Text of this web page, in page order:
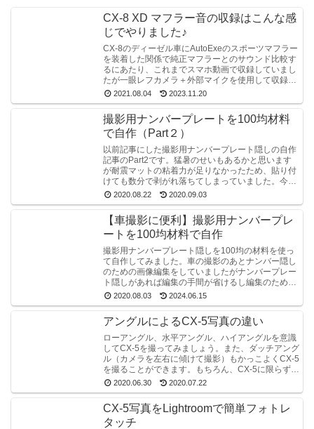
CX-8 XD マフラー音の収録はこんな感
じでやりました♪
CX-8のディーゼル車にAutoExeのスポーツマフラー
を装着した関係で純正マフラーとのサウンド比較す
るにあたり、これまでスマホ動画で収録していまし
たが一眼レフカメラ＋外部マイクを使用して収録し
てみました。どんな機材を使用したかを紹介しま
2021.08.04 2023.11.20
撮影用ナンバープレートを100均材料
で自作（Part２）
以前記事にした撮影用ナンバープレート隠しの自作
記事のPart2です。猛暑のせいもあるかと思います
が耐震マットの粘着力が足りなかったため、貼り付
けても数分で剥がれ落ちてしまっていました。今度
は外れないような作りに改良しました。
2020.08.22 2020.09.03
【車撮影に便利】撮影用ナンバープレ
ートを100均材料で自作
撮影用ナンバープレート隠しを100均の材料を使っ
て自作してみました。車の撮影のあとナンバー隠し
のための画像編集をしていましたがナンバープレー
ト隠しがあれば編集の手間が省けるし編集のための
画像の劣化も抑えられるということで自作してみま
2020.08.03 2024.06.15
アングルによるCX-5写真の違い
ローアングル、水平アングル、ハイアングルを意識
してCX-5を撮ってみましょう。また、ダッチアング
ル（カメラを左右に傾けて撮影）もかっこよくCX-5
を撮ることができます。もちろん、CX-5に限らずす
べての車の撮影で使える撮影方法です。
2020.06.30 2020.07.22
CX-5写真をLightroomで簡単フォトレ
タッチ